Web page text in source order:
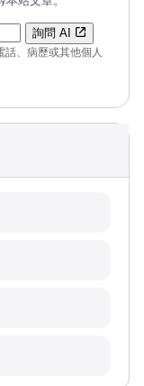
送出後會開啟 Felo
詢問 AI
、病歷或其他個人